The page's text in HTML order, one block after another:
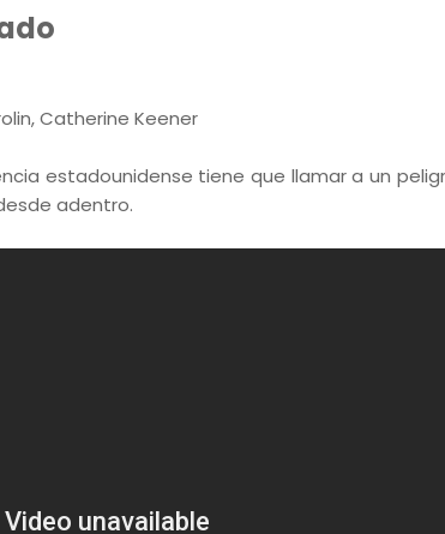
Catherine Keener
estadounidense tiene que llamar a un
adentro.